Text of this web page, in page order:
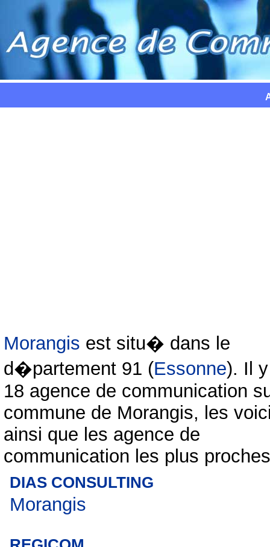
Morangis est situ� dans le
d�partement 91 (Essonne). Il
18 agence de communication
commune de Morangis, les
ainsi que les agence de
communication les plus
DIAS CONSULTING
Morangis